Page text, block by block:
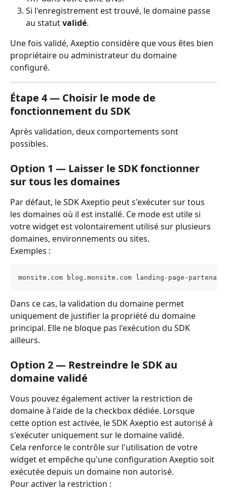
Si l'enregistrement est trouvé, le domaine passe
au statut validé.
Une fois validé, Axeptio considère que vous êtes bien
propriétaire ou administrateur du domaine
configuré.
Étape 4 — Choisir le mode de
fonctionnement du SDK
Après validation, deux comportements sont
possibles.
Option 1 — Laisser le SDK fonctionner
sur tous les domaines
Par défaut, le SDK Axeptio peut s'exécuter sur tous
les domaines où il est installé. Ce mode est utile si
votre widget est volontairement utilisé sur plusieurs
domaines, environnements ou sites.
Exemples :
monsite.com blog.monsite.com landing-page-
Dans ce cas, la validation du domaine permet
uniquement de justifier la propriété du domaine
principal. Elle ne bloque pas l'exécution du SDK
ailleurs.
Option 2 — Restreindre le SDK au
domaine validé
Vous pouvez également activer la restriction de
domaine à l'aide de la checkbox dédiée. Lorsque
cette option est activée, le SDK Axeptio est autorisé à
s'exécuter uniquement sur le domaine validé.
Cela renforce le contrôle sur l'utilisation de votre
widget et empêche qu'une configuration Axeptio soit
exécutée depuis un domaine non autorisé.
Pour activer la restriction :